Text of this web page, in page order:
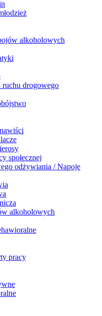
alkoholowych
ruchu drogowego
społecznej
odżywiania / Napoje
alkoholowych
pracy